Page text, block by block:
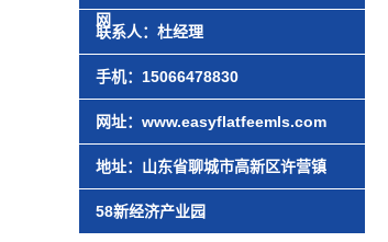
网
联系人：杜经理
手机：15066478830
网址：www.easyflatfeemls.com
地址：山东省聊城市高新区许营镇
58新经济产业园